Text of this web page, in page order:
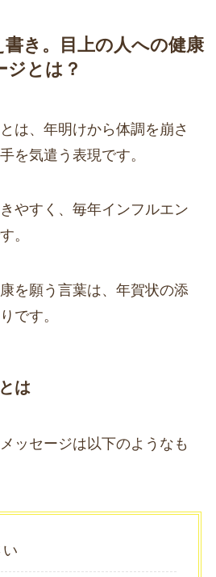
き。目上の人への健康
ジとは？
は、年明けから体調を崩さ
を気遣う表現です。
やすく、毎年インフルエン
。
を願う言葉は、年賀状の添
です。
は
ッセージは以下のようなも